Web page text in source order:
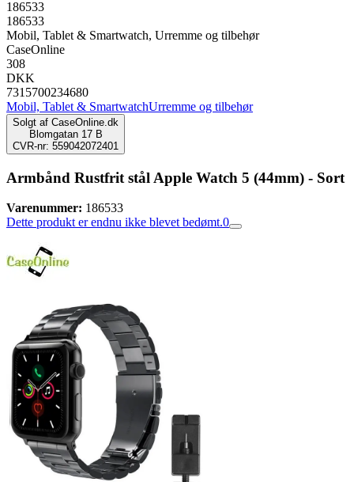
186533
186533
Mobil, Tablet & Smartwatch, Urremme og tilbehør
CaseOnline
308
DKK
7315700234680
Mobil, Tablet & SmartwatchUrremme og tilbehør
Solgt af CaseOnline.dk
Blomgatan 17 B
CVR-nr: 559042072401
Armbånd Rustfrit stål Apple Watch 5 (44mm) - Sort
Varenummer: 186533
Dette produkt er endnu ikke blevet bedømt.0